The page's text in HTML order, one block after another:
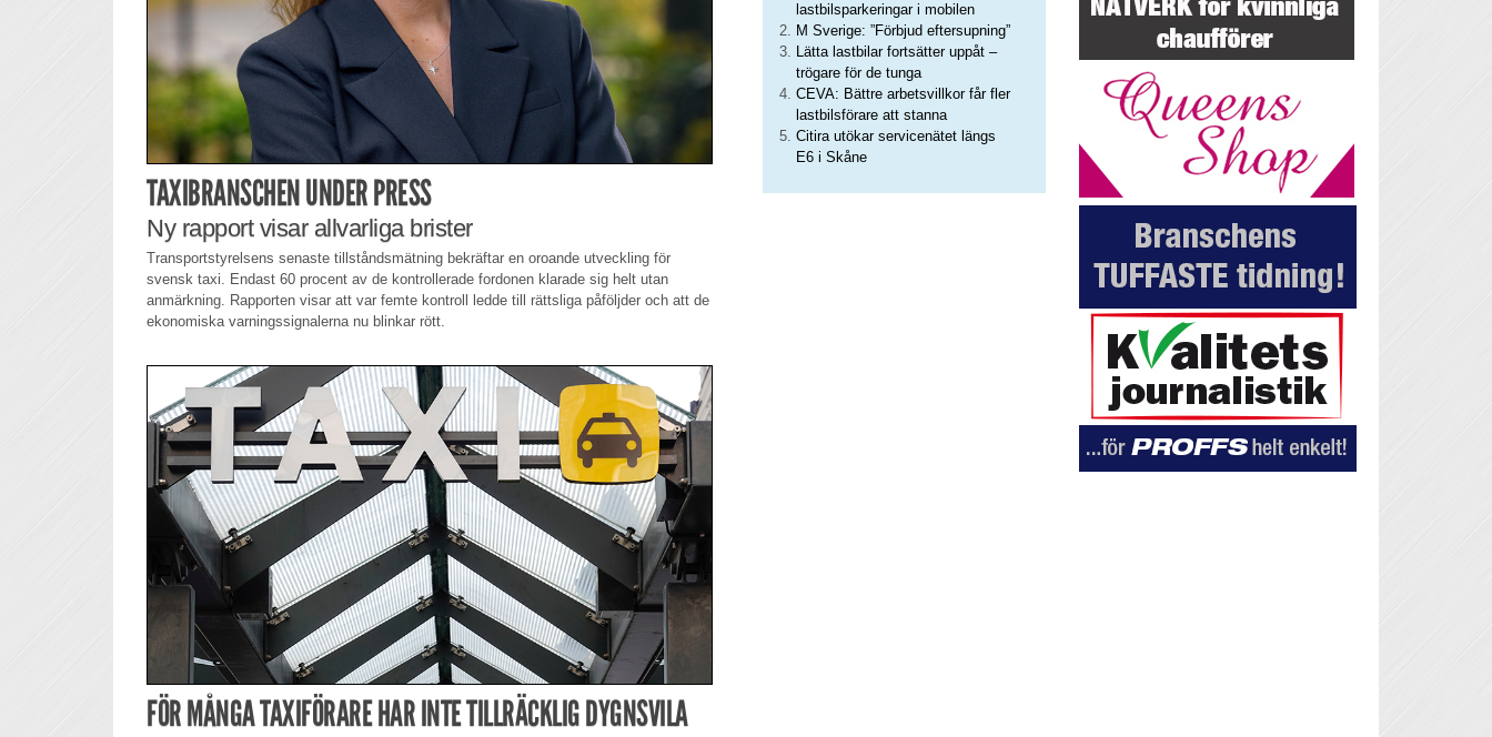
TAXIBRANSCHEN UNDER PRESS
Ny rapport visar allvarliga brister
Transportstyrelsens senaste tillståndsmätning bekräftar en oroande utveckling för
svensk taxi. Endast 60 procent av de kontrollerade fordonen klarade sig helt utan
anmärkning. Rapporten visar att var femte kontroll ledde till rättsliga påföljder och att de
ekonomiska varningssignalerna nu blinkar rött.
FÖR MÅNGA TAXIFÖRARE HAR INTE TILLRÄCKLIG DYGNSVILA
lastbilsparkeringar i mobilen
M Sverige: ”Förbjud eftersupning”
Lätta lastbilar fortsätter uppåt –
trögare för de tunga
CEVA: Bättre arbetsvillkor får fler
lastbilsförare att stanna
Citira utökar servicenätet längs
E6 i Skåne